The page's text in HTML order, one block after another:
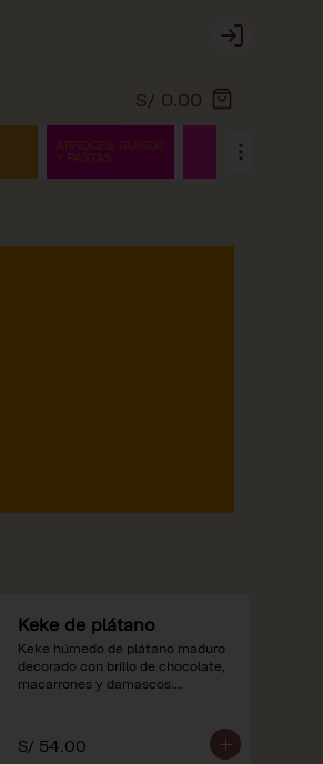
Login
S/ 0.00
Keke de plátano
Keke húmedo de plátano maduro
decorado con brillo de chocolate,
macarrones y damascos.
expresados en soles e incluyen
impuestos de ley y recargo al
S/ 54.00